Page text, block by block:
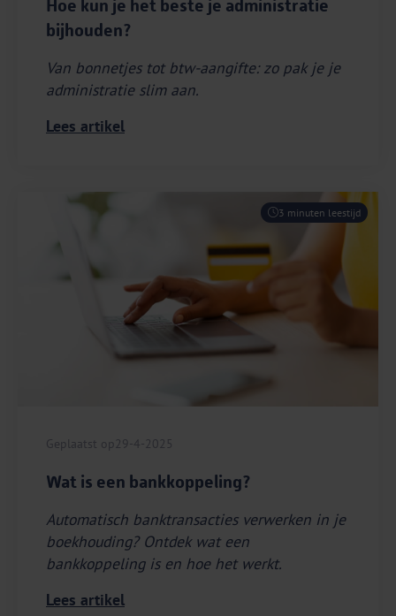
Hoe kun je het beste je administratie
bijhouden?
Van bonnetjes tot btw-aangifte: zo pak je je
administratie slim aan.
Lees artikel
3 minuten leestijd
Geplaatst op 29-4-2025
Wat is een bankkoppeling?
Automatisch banktransacties verwerken in je
boekhouding? Ontdek wat een
bankkoppeling is en hoe het werkt.
Lees artikel